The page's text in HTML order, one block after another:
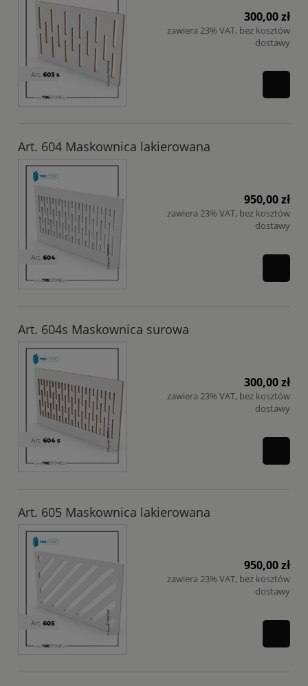
300,00 zł
zawiera 23% VAT, bez kosztów
dostawy
Art. 604 Maskownica lakierowana
950,00 zł
zawiera 23% VAT, bez kosztów
dostawy
Art. 604s Maskownica surowa
300,00 zł
zawiera 23% VAT, bez kosztów
dostawy
Art. 605 Maskownica lakierowana
950,00 zł
zawiera 23% VAT, bez kosztów
dostawy